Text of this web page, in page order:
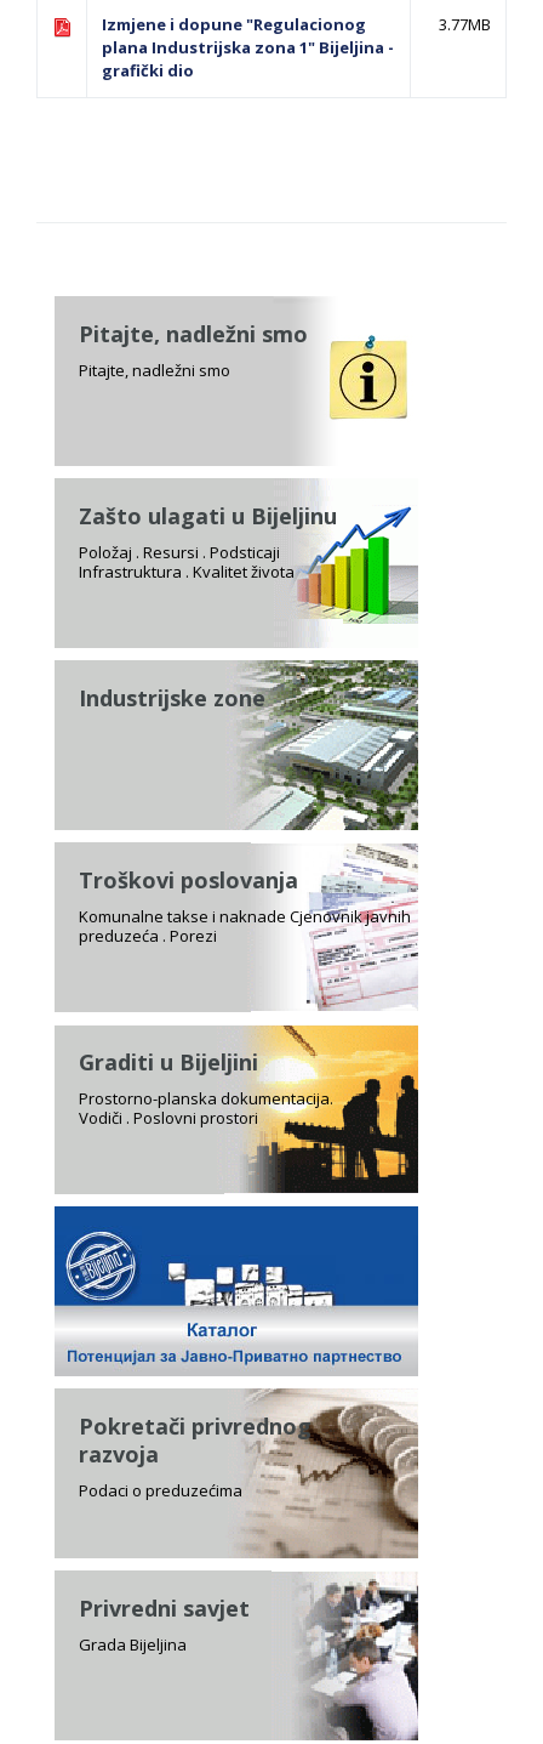
Izmjene i dopune "Regulacionog
plana Industrijska zona 1" Bijeljina -
grafički dio
3.77MB
Pitajte, nadležni smo
Pitajte, nadležni smo
Zašto ulagati u Bijeljinu
Položaj . Resursi . Podsticaji
Infrastruktura . Kvalitet života
Industrijske zone
Troškovi poslovanja
Komunalne takse i naknade Cjenovnik javnih
preduzeća . Porezi
Graditi u Bijeljini
Prostorno-planska dokumentacija.
Vodiči . Poslovni prostori
Pokretači privrednog
razvoja
Podaci o preduzećima
Privredni savjet
Grada Bijeljina